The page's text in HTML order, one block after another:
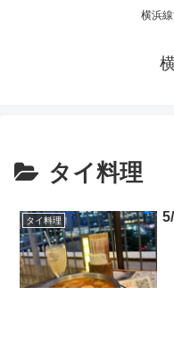
横浜
タイ料理
タイ料理